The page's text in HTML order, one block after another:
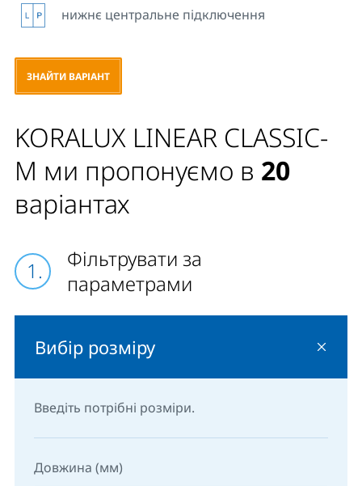
рушники. В нашому асортименті вішалки та гачки,
які розширюють практичне використання
нижнє центральне підключення
ЗНАЙТИ ВАРІАНТ
KORALUX LINEAR CLASSIC-
M ми пропонуємо в 20
варіантах
Фільтрувати за
параметрами
Вибір розміру
Введіть потрібні розміри.
Довжина (мм)